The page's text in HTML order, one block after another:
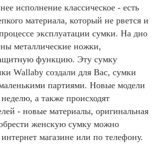
исполнение классическое - есть
материала, который не рвется и
эксплуатации сумки. На дно
металлические ножки,
функцию. Эту сумку
Wallaby создали для Вас, сумки
партиями. Новые модели
а также происходят
- новые материалы, оригинальная
женскую сумку можно
магазине или по телефону.